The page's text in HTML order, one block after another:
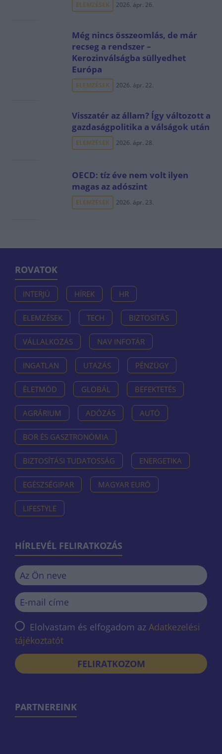
ELEMZÉSEK 2026. ápr. 26.
Még nincs összeomlás, de már
recseg a rendszer –
Kerozinválságba süllyedhet
Európa
ELEMZÉSEK 2026. ápr. 22.
Visszatér az állam? Így változott a
gazdaságpolitika a válságok után
ELEMZÉSEK 2026. ápr. 28.
OECD: tíz éve nem volt ilyen
magas az adószint
ELEMZÉSEK 2026. ápr. 23.
ROVATOK
INTERJÚ HÍREK HR
ELEMZÉSEK TECH BIZTOSÍTÁS
VÁLLALKOZÁS NAV INFOTÁR
INGATLAN UTAZÁS PÉNZÜGY
ÉLETMÓD GLOBÁL BEFEKTETÉS
AGRÁRIUM ADÓZÁS AUTÓ
BOR ÉS GASZTRONÓMIA
BIZTOSÍTÁSI TUDATOSSÁG ENERGETIKA
EGÉSZSÉGIPAR MAGYAR EURÓ
LIFESTYLE
HÍRLEVÉL FELIRATKOZÁS
Elolvastam és elfogadom az Adatkezelési
tájékoztatót
FELIRATKOZOM
PARTNEREINK